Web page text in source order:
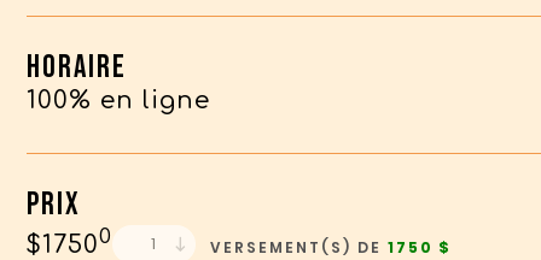
Horaire
100% en ligne
Prix
$17500 1 VERSEMENT(S) DE 1750 $